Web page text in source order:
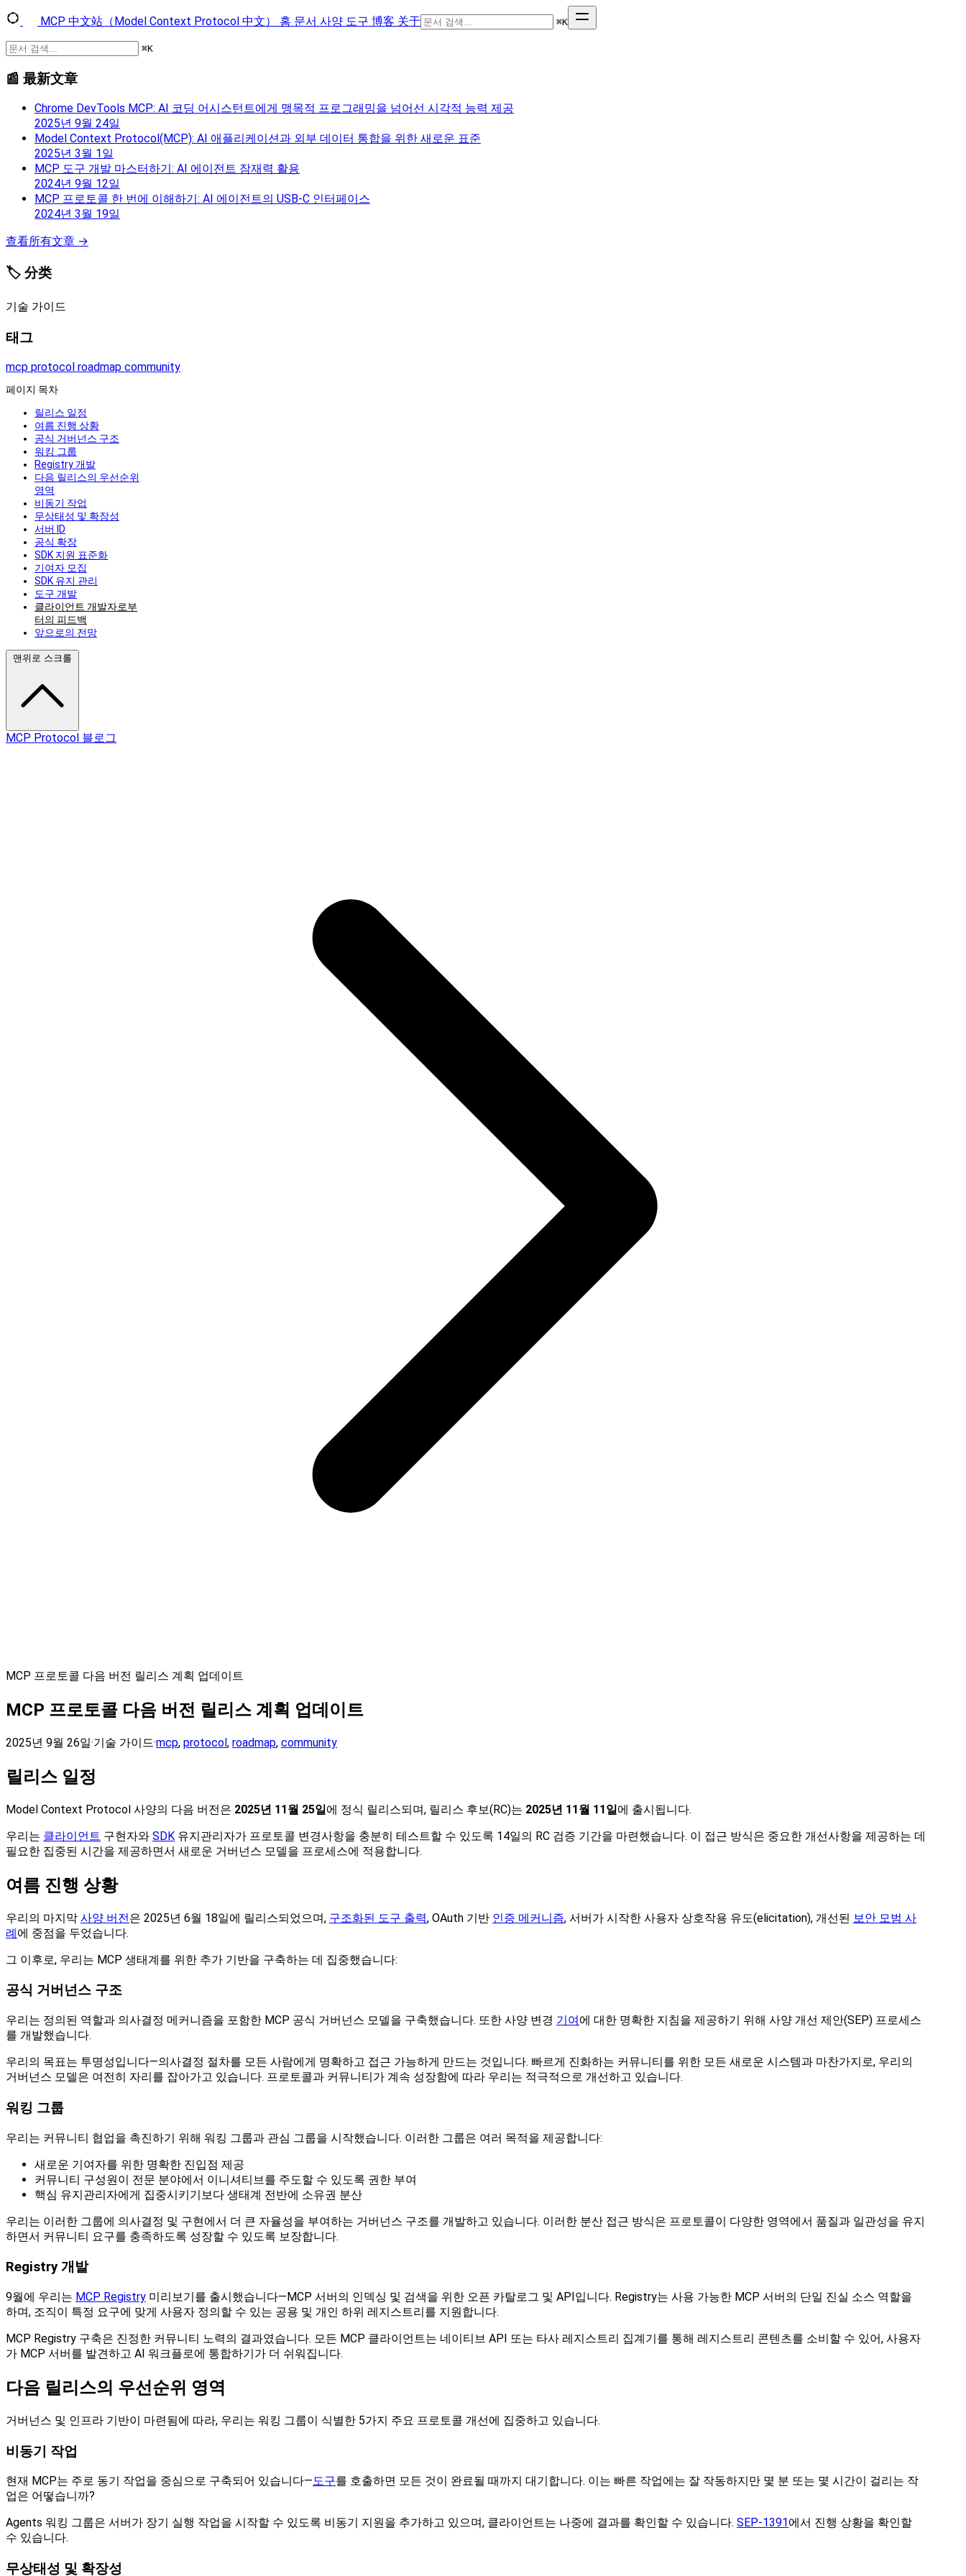
MCP 中文站（Model Context Protocol 中文） 홈 문서 사양 도구 博客 关于 ⌘K
⌘K
📰 最新文章
Chrome DevTools MCP: AI 코딩 어시스턴트에게 맹목적 프로그래밍을 넘어선 시각적 능력 제공
2025년 9월 24일
Model Context Protocol(MCP): AI 애플리케이션과 외부 데이터 통합을 위한 새로운 표준
2025년 3월 1일
MCP 도구 개발 마스터하기: AI 에이전트 잠재력 활용
2024년 9월 12일
MCP 프로토콜 한 번에 이해하기: AI 에이전트의 USB-C 인터페이스
2024년 3월 19일
查看所有文章 →
🏷️ 分类
기술 가이드
태그
mcp protocol roadmap community
페이지 목차
릴리스 일정
여름 진행 상황
공식 거버넌스 구조
워킹 그룹
Registry 개발
다음 릴리스의 우선순위
영역
비동기 작업
무상태성 및 확장성
서버 ID
공식 확장
SDK 지원 표준화
기여자 모집
SDK 유지 관리
도구 개발
클라이언트 개발자로부
터의 피드백
앞으로의 전망
맨위로 스크롤
MCP Protocol 블로그
MCP 프로토콜 다음 버전 릴리스 계획 업데이트
MCP 프로토콜 다음 버전 릴리스 계획 업데이트
2025년 9월 26일·기술 가이드·mcp, protocol, roadmap, community
릴리스 일정
Model Context Protocol 사양의 다음 버전은 2025년 11월 25일에 정식 릴리스되며, 릴리스 후보(RC)는 2025년 11월 11일에 출시됩니다.
우리는 클라이언트 구현자와 SDK 유지관리자가 프로토콜 변경사항을 충분히 테스트할 수 있도록 14일의 RC 검증 기간을 마련했습니다. 이 접근 방식은 중요한 개선사항을 제공하는 데
필요한 집중된 시간을 제공하면서 새로운 거버넌스 모델을 프로세스에 적용합니다.
여름 진행 상황
우리의 마지막 사양 버전은 2025년 6월 18일에 릴리스되었으며, 구조화된 도구 출력, OAuth 기반 인증 메커니즘, 서버가 시작한 사용자 상호작용 유도(elicitation), 개선된 보안 모범 사
례에 중점을 두었습니다.
그 이후로, 우리는 MCP 생태계를 위한 추가 기반을 구축하는 데 집중했습니다:
공식 거버넌스 구조
우리는 정의된 역할과 의사결정 메커니즘을 포함한 MCP 공식 거버넌스 모델을 구축했습니다. 또한 사양 변경 기여 에 대한 명확한 지침을 제공하기 위해 사양 개선 제안(SEP) 프로세스
를 개발했습니다.
우리의 목표는 투명성입니다—의사결정 절차를 모든 사람에게 명확하고 접근 가능하게 만드는 것입니다. 빠르게 진화하는 커뮤니티를 위한 모든 새로운 시스템과 마찬가지로, 우리의
거버넌스 모델은 여전히 자리를 잡아가고 있습니다. 프로토콜과 커뮤니티가 계속 성장함에 따라 우리는 적극적으로 개선하고 있습니다.
워킹 그룹
우리는 커뮤니티 협업을 촉진하기 위해 워킹 그룹과 관심 그룹을 시작했습니다. 이러한 그룹은 여러 목적을 제공합니다:
새로운 기여자를 위한 명확한 진입점 제공
커뮤니티 구성원이 전문 분야에서 이니셔티브를 주도할 수 있도록 권한 부여
핵심 유지관리자에게 집중시키기보다 생태계 전반에 소유권 분산
우리는 이러한 그룹에 의사결정 및 구현에서 더 큰 자율성을 부여하는 거버넌스 구조를 개발하고 있습니다. 이러한 분산 접근 방식은 프로토콜이 다양한 영역에서 품질과 일관성을 유지
하면서 커뮤니티 요구를 충족하도록 성장할 수 있도록 보장합니다.
Registry 개발
9월에 우리는 MCP Registry 미리보기를 출시했습니다—MCP 서버의 인덱싱 및 검색을 위한 오픈 카탈로그 및 API입니다. Registry는 사용 가능한 MCP 서버의 단일 진실 소스 역할을
하며, 조직이 특정 요구에 맞게 사용자 정의할 수 있는 공용 및 개인 하위 레지스트리를 지원합니다.
MCP Registry 구축은 진정한 커뮤니티 노력의 결과였습니다. 모든 MCP 클라이언트는 네이티브 API 또는 타사 레지스트리 집계기를 통해 레지스트리 콘텐츠를 소비할 수 있어, 사용자
가 MCP 서버를 발견하고 AI 워크플로에 통합하기가 더 쉬워집니다.
다음 릴리스의 우선순위 영역
거버넌스 및 인프라 기반이 마련됨에 따라, 우리는 워킹 그룹이 식별한 5가지 주요 프로토콜 개선에 집중하고 있습니다.
비동기 작업
현재 MCP는 주로 동기 작업을 중심으로 구축되어 있습니다—도구를 호출하면 모든 것이 완료될 때까지 대기합니다. 이는 빠른 작업에는 잘 작동하지만 몇 분 또는 몇 시간이 걸리는 작
업은 어떻습니까?
Agents 워킹 그룹은 서버가 장기 실행 작업을 시작할 수 있도록 비동기 지원을 추가하고 있으며, 클라이언트는 나중에 결과를 확인할 수 있습니다. SEP-1391 에서 진행 상황을 확인할
수 있습니다.
무상태성 및 확장성